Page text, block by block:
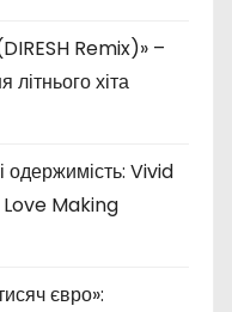
Remix)» –
хіта
одержимість: Vivid
Love Making
євро»: